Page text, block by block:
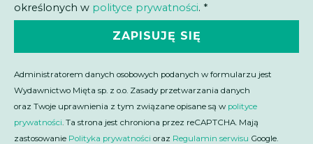
określonych w polityce prywatności. *
ZAPISUJĘ SIĘ
Administratorem danych osobowych podanych w formularzu jest
Wydawnictwo Mięta sp. z o.o. Zasady przetwarzania danych
oraz Twoje uprawnienia z tym związane opisane są w polityce
prywatności . Ta strona jest chroniona przez reCAPTCHA. Mają
zastosowanie Polityka prywatności oraz Regulamin serwisu Google.